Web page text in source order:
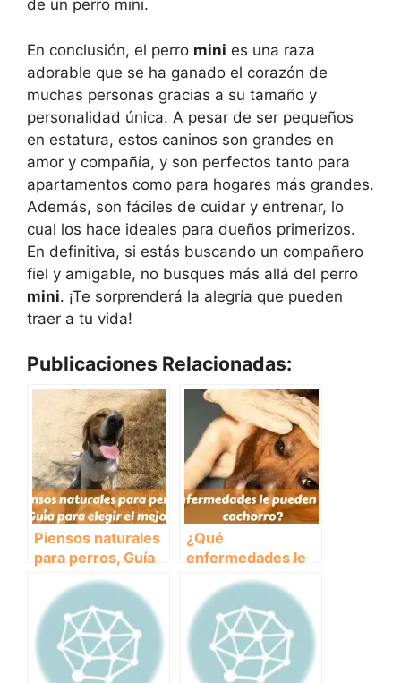
de un perro mini.
En conclusión, el perro mini es una raza
adorable que se ha ganado el corazón de
muchas personas gracias a su tamaño y
personalidad única. A pesar de ser pequeños
en estatura, estos caninos son grandes en
amor y compañía, y son perfectos tanto para
apartamentos como para hogares más grandes.
Además, son fáciles de cuidar y entrenar, lo
cual los hace ideales para dueños primerizos.
En definitiva, si estás buscando un compañero
fiel y amigable, no busques más allá del perro
mini. ¡Te sorprenderá la alegría que pueden
traer a tu vida!
Publicaciones Relacionadas:
Piensos naturales
para perros, Guía
para elegir el
mejor
¿Qué
enfermedades le
pueden dar a un
cachorro?